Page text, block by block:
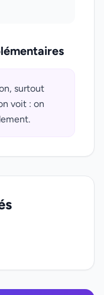
surtout
voit : on